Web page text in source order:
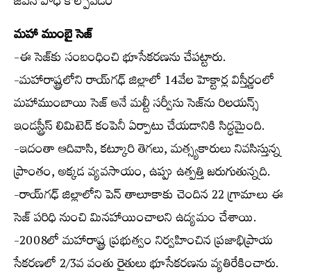
మహా ముంబై సెజ్
-ఈ సెజ్‌కు సంబంధించి భూసేకరణను చేపట్టారు.
-మహారాష్ట్రలోని రాయ్‌గఢ్ జిల్లాలో 14వేల హెక్టార్ల విస్తీర్ణంలో
మహాముంబాయి సెజ్ అనే మల్టీ సర్వీసు సెజ్‌ను రిలయన్స్
ఇండస్ట్రీస్ లిమిటెడ్ కంపెనీ ఏర్పాటు చేయడానికి సిద్ధమైంది.
-ఇదంతా ఆదివాసి, కట్కూరి తెగలు, మత్స్యకారులు నివసిస్తున్న
ప్రాంతం, అక్కడ వ్యవసాయం, ఉప్పు ఉత్పత్తి జరుగుతున్నది.
-రాయ్‌గఢ్ జిల్లాలోని పెన్ తాలూకాకు చెందిన 22 గ్రామాలు ఈ
సెజ్ పరిధి నుంచి మినహాయించాలని ఉద్యమం చేశాయి.
-2008లో మహారాష్ట్ర ప్రభుత్వం నిర్వహించిన ప్రజాభిప్రాయ
సేకరణలో 2/3వ వంతు రైతులు భూసేకరణను వ్యతిరేకించారు.